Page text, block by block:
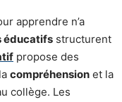
apprendre n’a
éducatifs structurent
propose des
compréhension et la
collège. Les